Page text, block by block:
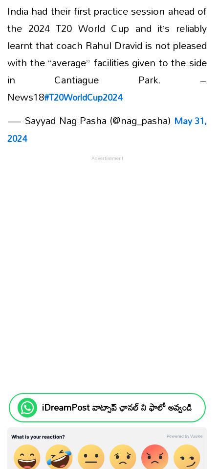
India had their first practice session ahead of
the 2024 T20 World Cup and it’s reliably
learnt that coach Rahul Dravid is not pleased
with the “average” facilities given to the side
in Cantiague Park. –
News18#T20WorldCup2024
— Sayyad Nag Pasha (@nag_pasha) May 31,
2024
iDreamPost వాట్సాప్ ఛానల్ ని ఫాలో అవ్వండి